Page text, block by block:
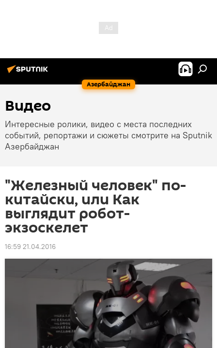
Азербайджан
Видео
Интересные ролики, видео с места последних
событий, репортажи и сюжеты смотрите на Sputnik
Азербайджан
"Железный человек" по-
китайски, или Как
выглядит робот-
экзоскелет
16:59 21.04.2016